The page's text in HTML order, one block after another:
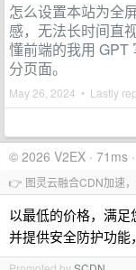
怎么设置本站为全
感，无法长时间直
懂前端的我用 GPT
分页面。
May 26, 2024 • Lastly
© 2026 V2EX · 71ms
👉 图灵云融合CDN加速
以最低的价格，满足
并提供安全防护功